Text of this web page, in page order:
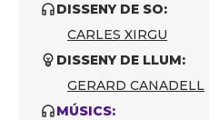
DISSENY DE SO:
CARLES XIRGU
DISSENY DE LLUM:
GERARD CANADELL
MÚSICS: